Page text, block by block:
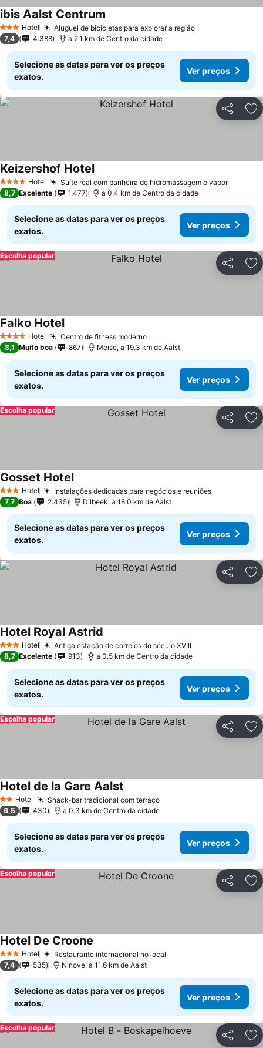
3 EstrelasHotel Aluguel de bicicletas para explorar a regiãoVer preços
ibis Aalst Centrum
7,4 4.388 a 2.1 km de Centro da cidade
Selecione as datas para ver os preços
exatos.
Ver preços
Partilhar
4 EstrelasHotel Suíte real com banheira de hidromassagem e vaporVer
Keizershof HotelVer preços
8,7 Excelente 1.477 a 0.4 km de Centro da cidade
Selecione as datas para ver os preços
exatos.
Ver preços
Partilhar
Escolha popular
4 EstrelasHotel Centro de fitness modernoVer preços
Falko HotelVer preços
8,1 Muito boa 867 Meise, a 19.3 km de Aalst
Selecione as datas para ver os preços
exatos.
Ver preços
Partilhar
Escolha popular
3 EstrelasHotel Instalações dedicadas para negócios e reuniõesVer preços
Gosset HotelVer preços
7,7 Boa 2.435 Dilbeek, a 18.0 km de Aalst
Selecione as datas para ver os preços
exatos.
Ver preços
Partilhar
3 EstrelasHotel Antiga estação de correios do século XVIIIVer preços
Hotel Royal Astrid
8,7 Excelente 913 a 0.5 km de Centro da cidade
Selecione as datas para ver os preços
exatos.
Ver preços
Partilhar
Escolha popular
2 Estrelas
Hotel Snack-bar tradicional com terraçoVer preços
Hotel de la Gare Aalst
6,5 430 a 0.3 km de Centro da cidade
Selecione as datas para ver os preços
exatos.
Ver preços
Partilhar
Escolha popular
3 EstrelasHotel Restaurante internacional no local
Hotel De Croone
7,4 535 Ninove, a 11.6 km de Aalst
Selecione as datas para ver os preços
exatos.
Ver preços
Partilhar
Escolha popular